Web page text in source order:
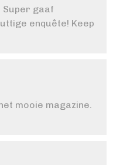
gaaf
enquête! Keep
mooie magazine.